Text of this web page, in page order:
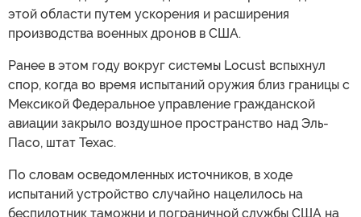
этой области путем ускорения и расширения
производства военных дронов в США.
Ранее в этом году вокруг системы Locust вспыхнул
спор, когда во время испытаний оружия близ границы с
Мексикой Федеральное управление гражданской
авиации закрыло воздушное пространство над Эль-
Пасо, штат Техас.
По словам осведомленных источников, в ходе
испытаний устройство случайно нацелилось на
беспилотник таможни и пограничной службы США на